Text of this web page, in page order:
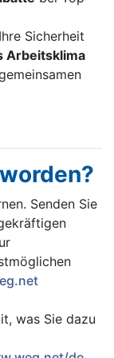
Sicherheit
Arbeitsklima
Senden Sie
was Sie dazu